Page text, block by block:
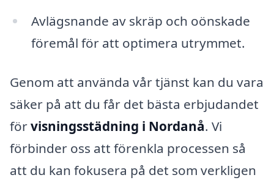
Avlägsnande av skräp och oönskade
föremål för att optimera utrymmet.
Genom att använda vår tjänst kan du vara
säker på att du får det bästa erbjudandet
förvisningsstädning i Nordanå. Vi
förbinder oss att förenkla processen så
att du kan fokusera på det som verkligen